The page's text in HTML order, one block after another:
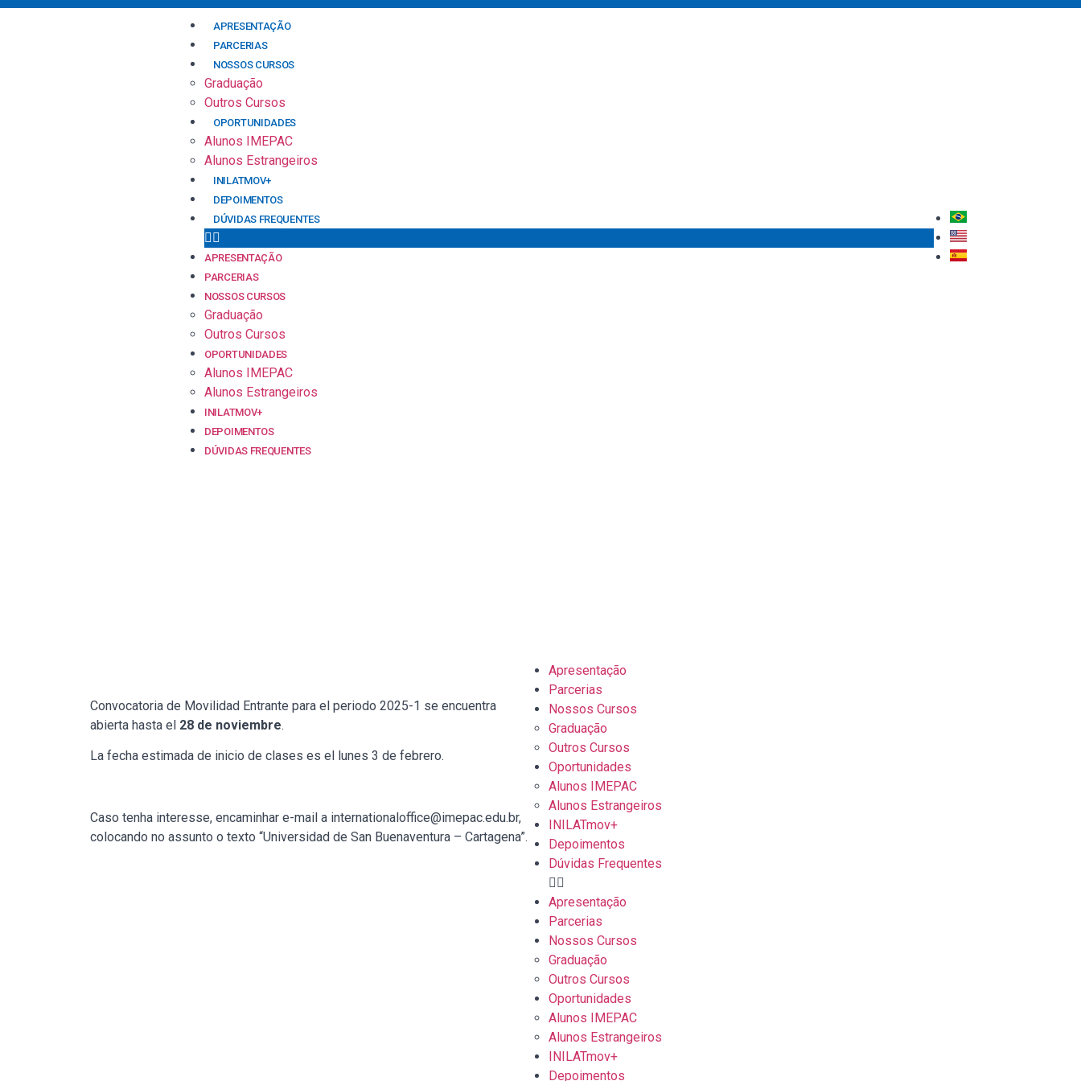
APRESENTAÇÃO
PARCERIAS
NOSSOS CURSOS
Graduação
Outros Cursos
OPORTUNIDADES
Alunos IMEPAC
Alunos Estrangeiros
INILATMOV+
DEPOIMENTOS
DÚVIDAS FREQUENTES
APRESENTAÇÃO
PARCERIAS
NOSSOS CURSOS
Graduação
Outros Cursos
OPORTUNIDADES
Alunos IMEPAC
Alunos Estrangeiros
INILATMOV+
DEPOIMENTOS
DÚVIDAS FREQUENTES
Convocatoria de Movilidad Entrante para el periodo 2025-1 se encuentra
abierta hasta el 28 de noviembre.
La fecha estimada de inicio de clases es el lunes 3 de febrero.
Caso tenha interesse, encaminhar e-mail a internationaloffice@imepac.edu.br,
colocando no assunto o texto “Universidad de San Buenaventura – Cartagena”.
Apresentação
Parcerias
Nossos Cursos
Graduação
Outros Cursos
Oportunidades
Alunos IMEPAC
Alunos Estrangeiros
INILATmov+
Depoimentos
Dúvidas Frequentes
Apresentação
Parcerias
Nossos Cursos
Graduação
Outros Cursos
Oportunidades
Alunos IMEPAC
Alunos Estrangeiros
INILATmov+
Depoimentos